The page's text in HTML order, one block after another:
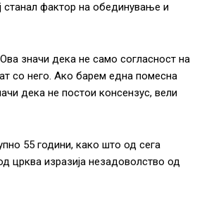
фактор на обединување и
значи дека не само согласност на
со него. Ако барем една помесна
дека не постои консензус, вели
55 години, како што од сега
црква изразија незадоволство од